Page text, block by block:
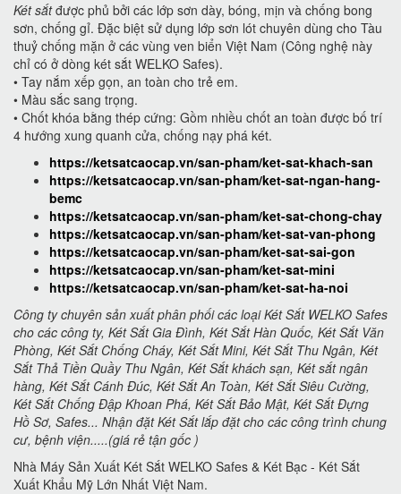
Két sắtđược phủ bởi các lớp sơn dày, bóng, mịn và chống bong
sơn, chống gỉ. Đặc biệt sử dụng lớp sơn lót chuyên dùng cho Tàu
thuỷ chống mặn ở các vùng ven biển Việt Nam (Công nghệ này
chỉ có ở dòng két sắt WELKO Safes).
• Tay nắm xếp gọn, an toàn cho trẻ em.
• Màu sắc sang trọng.
• Chốt khóa bằng thép cứng: Gồm nhiều chốt an toàn được bố trí
4 hướng xung quanh cửa, chống nạy phá két.
https://ketsatcaocap.vn/san-pham/ket-sat-khach-san
https://ketsatcaocap.vn/san-pham/ket-sat-ngan-hang-
bemc
https://ketsatcaocap.vn/san-pham/ket-sat-chong-chay
https://ketsatcaocap.vn/san-pham/ket-sat-van-phong
https://ketsatcaocap.vn/san-pham/ket-sat-sai-gon
https://ketsatcaocap.vn/san-pham/ket-sat-mini
https://ketsatcaocap.vn/san-pham/ket-sat-ha-noi
Công ty chuyên sản xuất phân phối các loại Két Sắt WELKO Safes
cho các công ty, Két Sắt Gia Đình, Két Sắt Hàn Quốc, Két Sắt Văn
Phòng, Két Sắt Chống Cháy, Két Sắt Mini, Két Sắt Thu Ngân, Két
Sắt Thả Tiền Quầy Thu Ngân, Két Sắt khách sạn, Két sắt ngân
hàng, Két Sắt Cánh Đúc, Két Sắt An Toàn, Két Sắt Siêu Cường,
Két Sắt Chống Đập Khoan Phá, Két Sắt Bảo Mật, Két Sắt Đựng
Hồ Sơ, Safes... Nhận đặt Két Sắt lắp đặt cho các công trình chung
cư, bệnh viện.....(giá rẻ tận gốc )
Nhà Máy Sản Xuất Két Sắt WELKO Safes & Két Bạc - Két Sắt
Xuất Khẩu Mỹ Lớn Nhất Việt Nam.